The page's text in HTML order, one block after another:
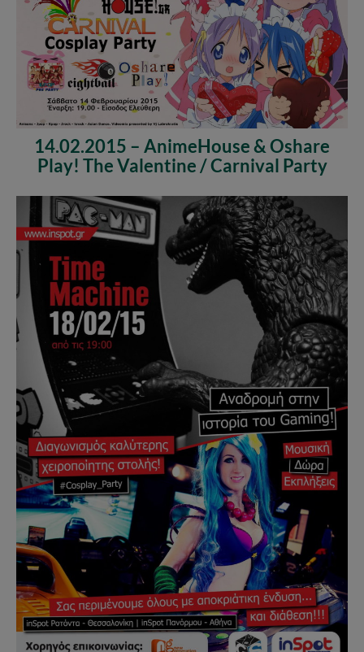
14.02.2015 – AnimeHouse & Oshare
Play! The Valentine / Carnival Party